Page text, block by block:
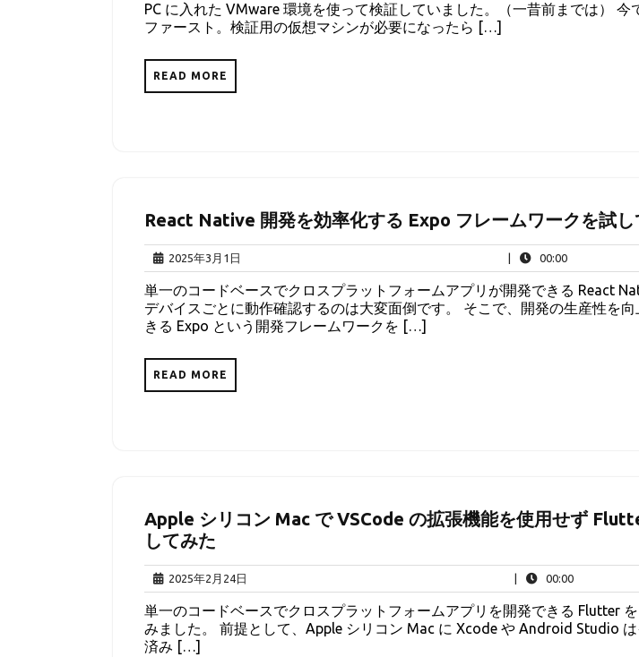
月
9
PC に入れた VMware 環境を使って検証していました。（一昔前までは） 今
ファースト。検証用の仮想マシンが必要になったら […]
READ MORE
React Native 開発を効率化する Expo フレームワークを試し
2025年3月1日
年
3
月
1
00:0000:00
単一のコードベースでクロスプラットフォームアプリが開発できる React
デバイスごとに動作確認するのは大変面倒です。 そこで、開発の生産性を
きる Expo という開発フレームワークを […]
READ MORE
Apple シリコン Mac で VSCode の拡張機能を使用せず
してみた
2025年2月24日
年
2
月
00:0000:00
単一のコードベースでクロスプラットフォームアプリを開発できる Flutter を
みました。 前提として、Apple シリコン Mac に Xcode や Android Studio
済み […]